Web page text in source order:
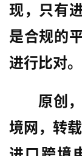
现，只有
是合规的
进行比对。
原创
境网，转